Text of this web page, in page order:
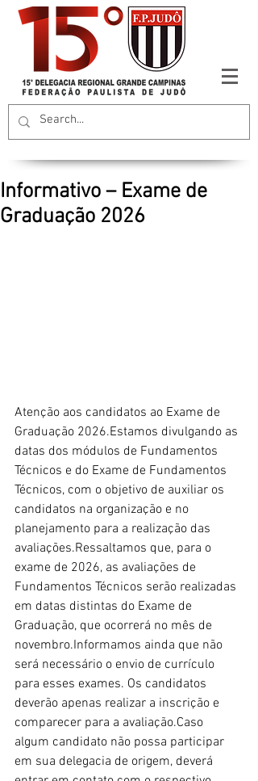
Informativo – Exame de
Graduação 2026
Atenção aos candidatos ao Exame de
Graduação 2026.Estamos divulgando as
datas dos módulos de Fundamentos
Técnicos e do Exame de Fundamentos
Técnicos, com o objetivo de auxiliar os
candidatos na organização e no
planejamento para a realização das
avaliações.Ressaltamos que, para o
exame de 2026, as avaliações de
Fundamentos Técnicos serão realizadas
em datas distintas do Exame de
Graduação, que ocorrerá no mês de
novembro.Informamos ainda que não
será necessário o envio de currículo
para esses exames. Os candidatos
deverão apenas realizar a inscrição e
comparecer para a avaliação.Caso
algum candidato não possa participar
em sua delegacia de origem, deverá